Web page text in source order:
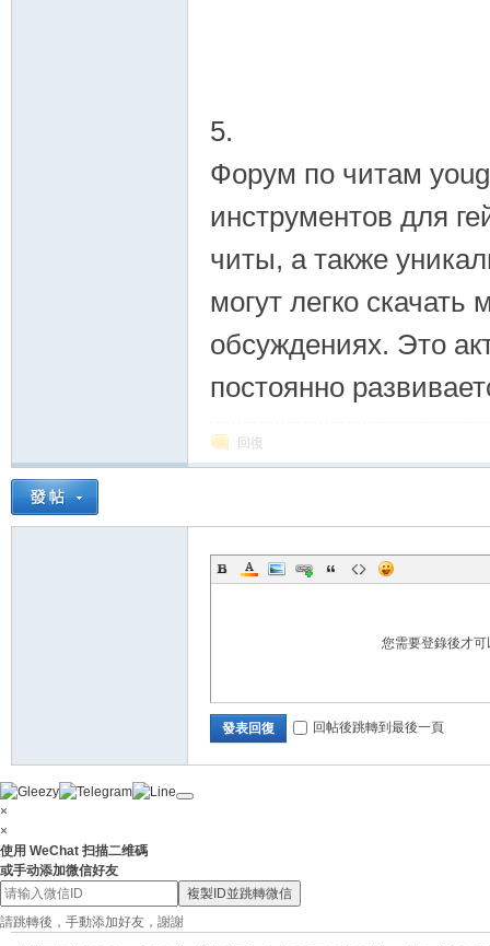
5.
Форум по читам
инструментов для
читы, а также
могут легко
обсуждениях. Это
постоянно
回復
您需要登錄後才
發表回復 回帖後跳轉到最後一頁
×
×
使用 WeChat 扫描二维碼
或手动添加微信好友
複製ID並跳轉微信
請跳轉後，手動添加好友，謝謝